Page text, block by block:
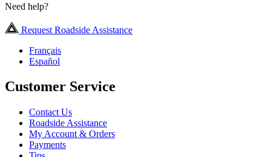
Need help?
Request Roadside Assistance
Français
Español
Customer Service
Contact Us
Roadside Assistance
My Account & Orders
Payments